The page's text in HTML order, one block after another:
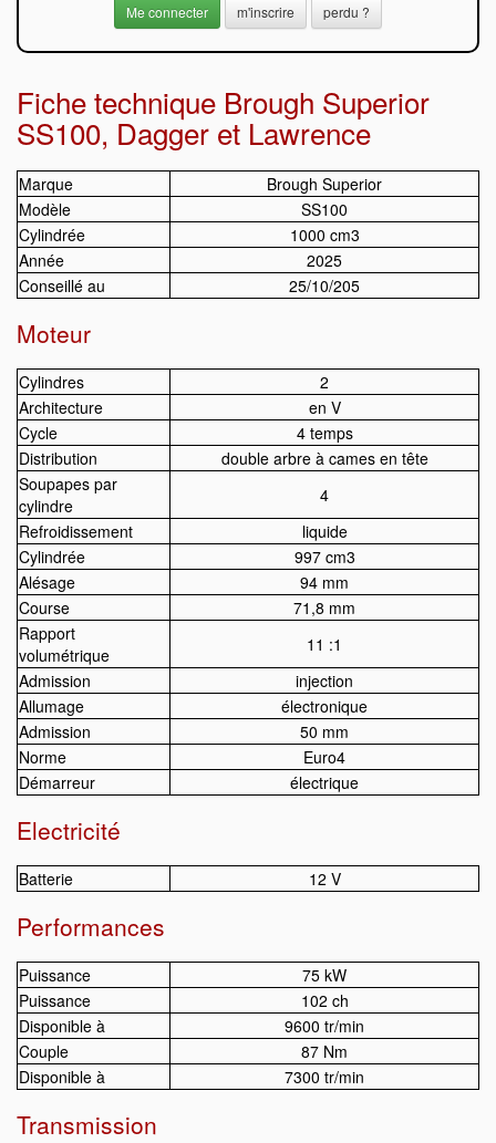
m'inscrire perdu ?
Fiche technique Brough Superior
SS100, Dagger et Lawrence
Marque
Brough Superior
Modèle
SS100
Cylindrée
1000 cm3
Année
2025
Conseillé au
25/10/205
Moteur
Cylindres
2
Architecture
en V
Cycle
4 temps
Distribution
double arbre à cames en tête
Soupapes par
cylindre
4
Refroidissement
liquide
Cylindrée
997 cm3
Alésage
94 mm
Course
71,8 mm
Rapport
volumétrique
11 :1
Admission
injection
Allumage
électronique
Admission
50 mm
Norme
Euro4
Démarreur
électrique
Electricité
Batterie 12 V
Performances
Puissance
75 kW
Puissance
102 ch
Disponible à
9600 tr/min
Couple
87 Nm
Disponible à
7300 tr/min
Transmission